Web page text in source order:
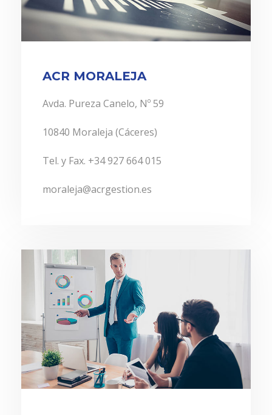
ACR MORALEJA
Avda. Pureza Canelo, Nº 59
10840 Moraleja (Cáceres)
Tel. y Fax. +34 927 664 015
moraleja@acrgestion.es